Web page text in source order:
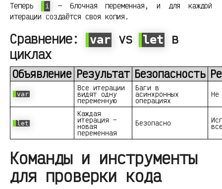
Теперь i
— блочная переменная, и для каждой
итерации создаётся своя копия.
Сравнение: var vs let
в
циклах
Объявление Результат Безопасность
var
Все итерации
видят одну
переменную
Баги в
асинхронных
операциях
Не
let
Каждая
итерация —
новая
переменная
Безопасно
Команды и инструменты
для проверки кода